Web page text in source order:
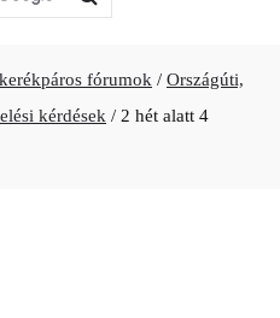
fórumok / Országúti,
kérdések / 2 hét alatt 4